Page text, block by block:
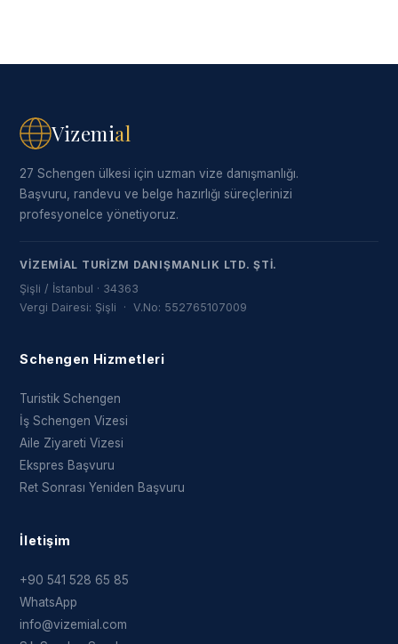
Vizemial
27 Schengen ülkesi için uzman vize danışmanlığı.
Başvuru, randevu ve belge hazırlığı süreçlerinizi
profesyonelce yönetiyoruz.
VIZEMIAL TURIZM DANIŞMANLIK LTD. ŞTI.
Şişli / İstanbul · 34363
Vergi Dairesi: Şişli · V.No: 552765107009
Schengen Hizmetleri
Turistik Schengen
İş Schengen Vizesi
Aile Ziyareti Vizesi
Ekspres Başvuru
Ret Sonrası Yeniden Başvuru
İletişim
+90 541 528 65 85
WhatsApp
info@vizemial.com